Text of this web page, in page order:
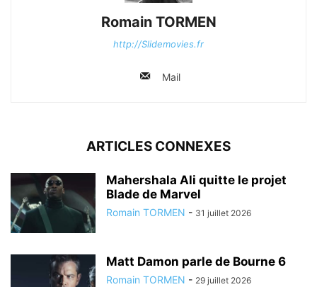
Romain TORMEN
http://Slidemovies.fr
Mail
ARTICLES CONNEXES
Mahershala Ali quitte le projet
Blade de Marvel
Romain TORMEN - 31 juillet 2026
Matt Damon parle de Bourne 6
Romain TORMEN - 29 juillet 2026